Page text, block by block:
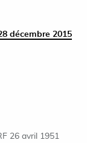
décembre 2015
26 avril 1951